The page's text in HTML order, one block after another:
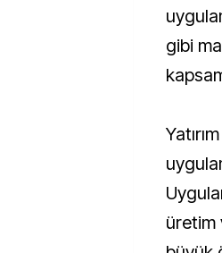
gibi
üretim